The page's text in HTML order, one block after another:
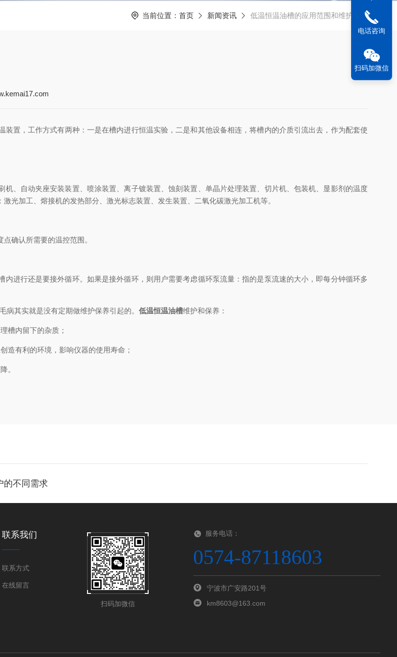
当前位置： 首页 新闻资讯 低温恒温油槽的应用范围和维护保养
置，工作方式有两种：一是在槽内进行恒温实验，二是和其他设备相连，将槽内的介质引流出去，作为配套使
自动夹座安装装置、喷涂装置、离子镀装置、蚀刻装置、单晶片处理装置、切片机、包装机、显影剂的温度
光加工、熔接机的发热部分、激光标志装置、发生装置、二氧化碳激光加工机等。
确认所需要的温控范围。
行还是要接外循环。如果是接外循环，则用户需要考虑循环泵流量：指的是泵流速的大小，即每分钟循环多
其实就是没有定期做维护保养引起的。 低温恒温油槽维护和保养：
槽内留下的杂质；
有利的环境，影响仪器的使用寿命；
。
的不同需求
联系我们
联系方式
在线留言
扫码加微信
服务电话：
0574-87118603
宁波市广安路201号
km8603@163.com
电话咨询
扫码加微信